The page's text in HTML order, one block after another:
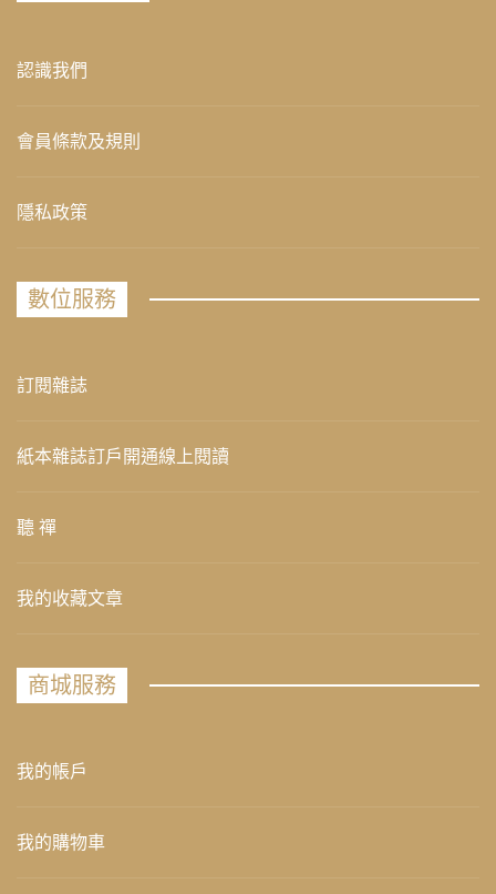
認識我們
會員條款及規則
隱私政策
數位服務
訂閱雜誌
紙本雜誌訂戶開通線上閱讀
聽 禪
我的收藏文章
商城服務
我的帳戶
我的購物車